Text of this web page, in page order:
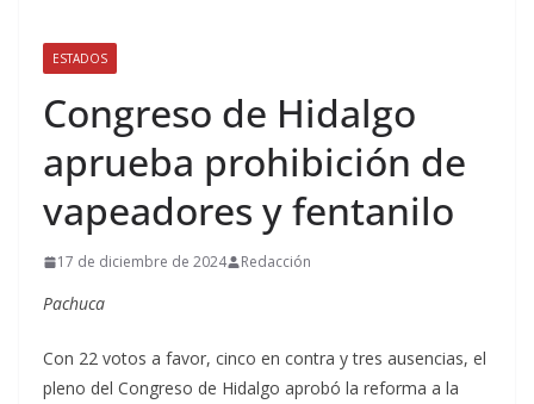
ESTADOS
Congreso de Hidalgo
aprueba prohibición de
vapeadores y fentanilo
17 de diciembre de 2024 Redacción
Pachuca
Con 22 votos a favor, cinco en contra y tres ausencias, el
pleno del Congreso de Hidalgo aprobó la reforma a la